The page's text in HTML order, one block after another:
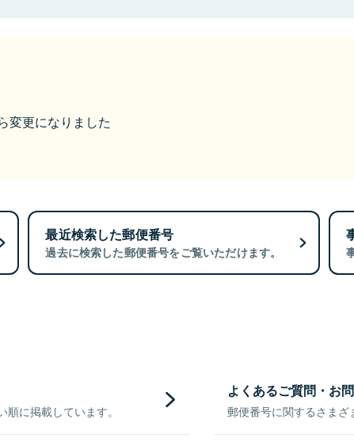
変更になりました
最近検索した郵便番号
過去に検索した郵便番号をご覧いただけます。
に掲載しています。
よくあるご質問・お
郵便番号に関するさまざ